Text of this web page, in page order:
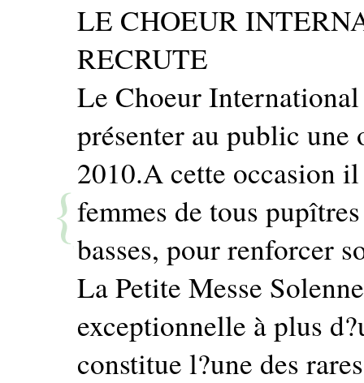
LE CHOEUR
RECRUTE
Le Choeur
présenter au public une
2010.A cette occasion
femmes de tous
basses, pour renforcer
La Petite Messe
exceptionnelle à plus
constitue l?une des